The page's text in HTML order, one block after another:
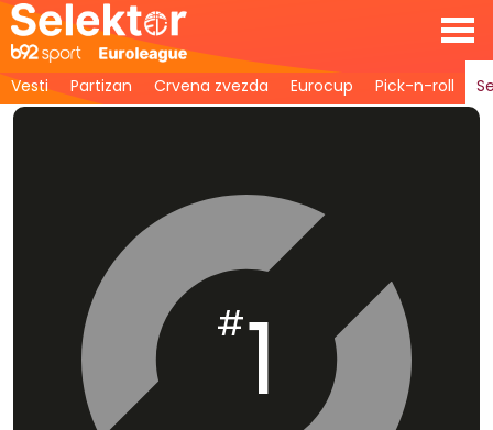
Vesti Partizan Crvena zvezda Eurocup Pick-n-roll
#1